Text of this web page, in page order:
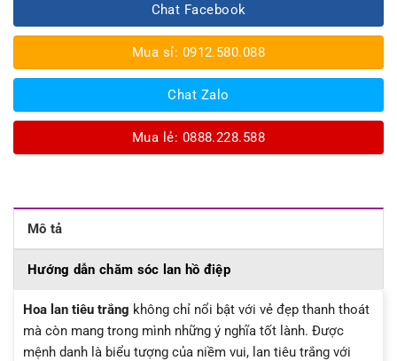
Chat Facebook
Mua sỉ: 0912.580.088
Chat Zalo
Mua lẻ: 0888.228.588
Mô tả
Hướng dẫn chăm sóc lan hồ điệp
Hoa lan tiêu trắng không chỉ nổi bật với vẻ đẹp thanh thoát
mà còn mang trong mình những ý nghĩa tốt lành. Được
mệnh danh là biểu tượng của niềm vui, lan tiêu trắng với